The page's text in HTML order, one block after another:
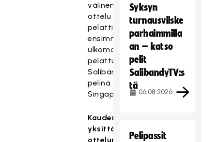
välinen
ottelu
pelattiin
ensimmäisenä
ulkomailla
pelattuna
Salibandyliigan
pelinä
Singaporessa.
Kauden
yksittäisen
ottelun
Syksyn
turnausvilske
parhaimmilla
an – katso
pelit
SalibandyTV:s
tä
06.08.2026
Pelipassit